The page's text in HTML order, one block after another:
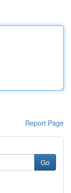
Report Page
Go